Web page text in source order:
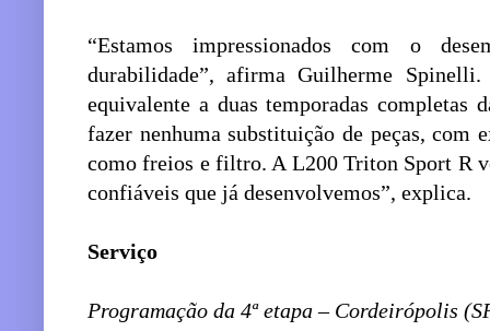
“Estamos impressionados com o
durabilidade”, afirma Guilherme
equivalente a duas temporadas completas
fazer nenhuma substituição de peças, com
como freios e filtro. A L200 Triton Sport R
confiáveis que já desenvolvemos”, explica.
Serviço
Programação da 4ª etapa – Cordeirópolis